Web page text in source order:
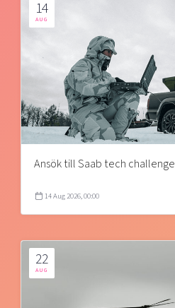
14
AUG
Ansök till Saab tech challenge
14 Aug 2026, 00:00
22
AUG